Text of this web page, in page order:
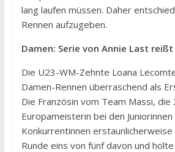
lang laufen müssen. Daher
Rennen aufzugeben.
Damen: Serie von Annie Last reißt
Die U23-WM-Zehnte Loana
Damen-Rennen überraschend als
Die Französin vom Team Massi, die
Europameisterin bei den
Konkurrentinnen
Runde eins von fünf davon und